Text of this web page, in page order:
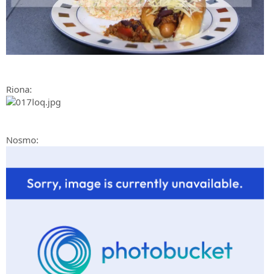
Riona:
Nosmo: